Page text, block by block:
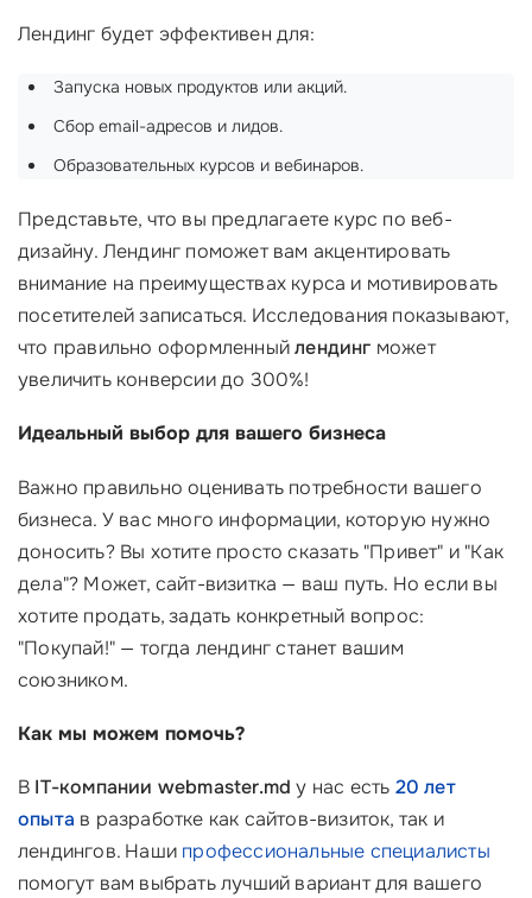
Лендинг будет эффективен для:
Запуска новых продуктов или акций.
Сбор email-адресов и лидов.
Образовательных курсов и вебинаров.
Представьте, что вы предлагаете курс по веб-
дизайну. Лендинг поможет вам акцентировать
внимание на преимуществах курса и мотивировать
посетителей записаться. Исследования показывают,
что правильно оформленныйлендинг может
увеличить конверсии до 300%!
Идеальный выбор для вашего бизнеса
Важно правильно оценивать потребности вашего
бизнеса. У вас много информации, которую нужно
доносить? Вы хотите просто сказать "Привет" и "Как
дела"? Может, сайт-визитка — ваш путь. Но если вы
хотите продать, задать конкретный вопрос:
"Покупай!" — тогда лендинг станет вашим
союзником.
Как мы можем помочь?
В IT-компании webmaster.md у нас есть 20 лет
опыта в разработке как сайтов-визиток, так и
лендингов. Наши профессиональные специалисты
помогут вам выбрать лучший вариант для вашего